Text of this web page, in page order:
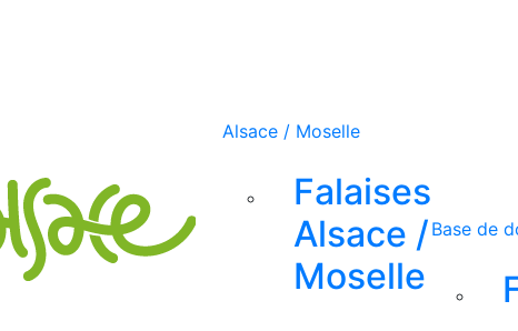
Alsace / Moselle
Falaises
Alsace /
Moselle
Base de